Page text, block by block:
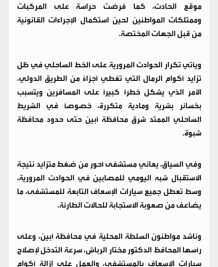
موقع الحادث، كما فرضت حراسة على المركبات
وممتلكات المواطنين لحين استكمال الإجراءات القانونية
من قبل الجهات المختصة.
ويأتي تكرار الحوادث المرورية على الخط الساحلي في ظل
تزايد أكوام الرمال التي تغطي أجزاءً من الطريق الدولي،
الأمر الذي يشكل خطرًا كبيرًا على المسافرين ويتسبب
بخسائر بشرية ومادية متكررة، خصوصًا في الشريط
الساحلي الممتد شرق محافظة أبين حتى حدود محافظة
شبوة.
وفي السياق، يعاني مستشفى أحور من ضغط متزايد نتيجة
الاستقبال شبه اليومي للمصابين في الحوادث المرورية،
وسط تعطل جميع سيارات الإسعاف التابعة للمستشفى، ما
يضاعف من صعوبة الاستجابة للحالات الطارئة.
وناشد مواطنون السلطة المحلية في محافظة أبين، وعلى
رأسها المحافظ الدكتور مختار الرباش، سرعة التدخل لإصلاح
سيارات الإسعاف بالمستشفى، والعمل على إزالة أكوام